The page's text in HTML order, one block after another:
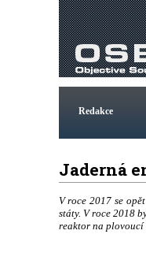
Redakce
Jaderná
V roce 2017 se
státy. V roce 2018
reaktor na plovoucí